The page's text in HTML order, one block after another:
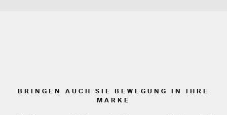
BRINGEN AUCH SIE BEWEGUNG IN IHRE
MARKE